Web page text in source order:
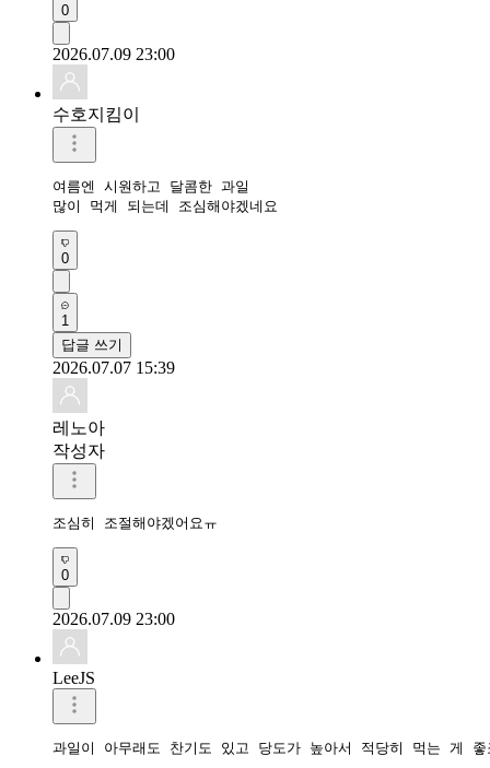
0
2026.07.09 23:00
수호지킴이
여름엔 시원하고 달콤한 과일
0
1
답글 쓰기
2026.07.07 15:39
레노아
작성자
조심히 조절해야겠어요ㅠ
0
2026.07.09 23:00
LeeJS
과일이 아무래도 찬기도 있고 당도가 높아서 적당히 먹는 게 좋